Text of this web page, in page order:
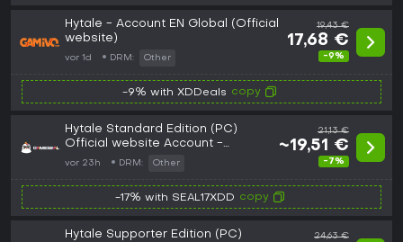
Hytale - Account EN Global (Official
website)
vor 1d DRM: Other
19,43 €
17,68 €
-9%
-9% with XDDeals copy
Hytale Standard Edition (PC)
Official website Account -
GLOBAL
vor 23h DRM: Other
21,13 €
~19,51 €
-7%
-17% with SEAL17XDD copy
Hytale Supporter Edition (PC)
24,63 €